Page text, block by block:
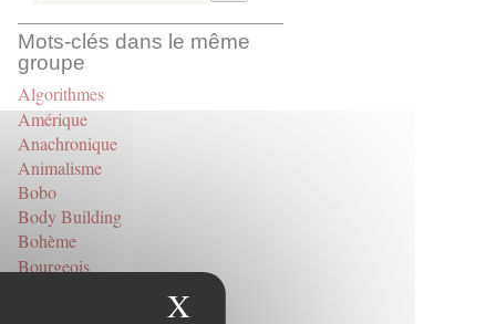
Mots-clés dans le même
groupe
Algorithmes
Amérique
Anachronique
Animalisme
Bobo
Body Building
Bohème
Bourgeois
X Masquer le bandeau